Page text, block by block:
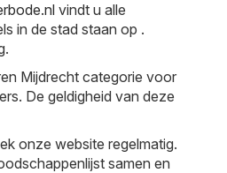
vindt u alle
in de stad staan op .
Mijdrecht categorie voor
De geldigheid van deze
onze website regelmatig.
samen en